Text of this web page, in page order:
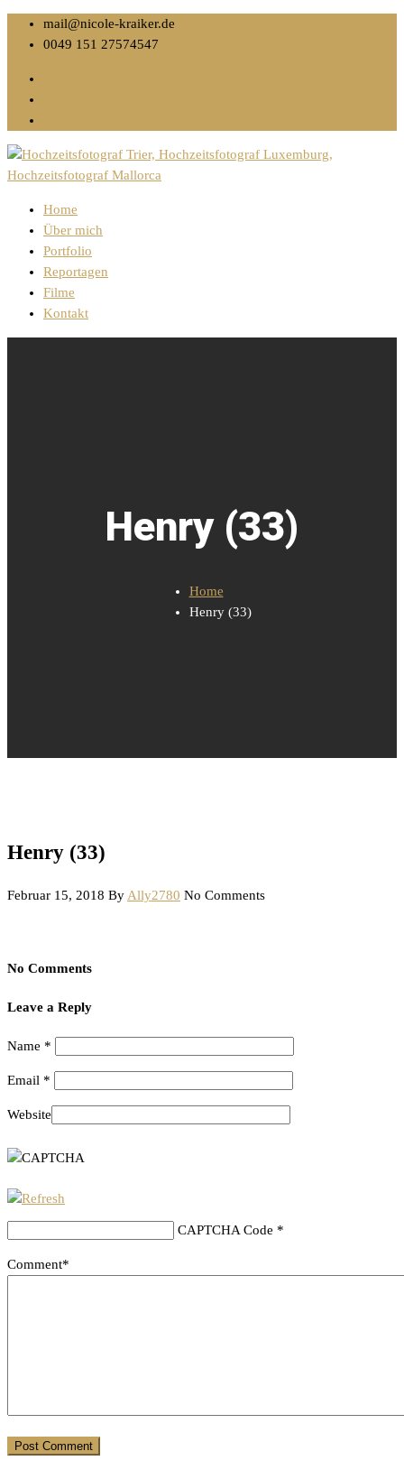
mail@nicole-kraiker.de
0049 151 27574547
Home
Über mich
Portfolio
Reportagen
Filme
Kontakt
Henry (33)
Home
Henry (33)
Henry (33)
Februar 15, 2018 By Ally2780 No Comments
No Comments
Leave a Reply
Name *
Email *
Website
CAPTCHA Code *
Comment*